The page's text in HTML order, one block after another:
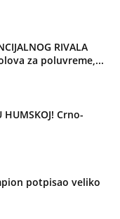
RIVALA
za poluvreme,...
HUMSKOJ! Crno-
potpisao veliko